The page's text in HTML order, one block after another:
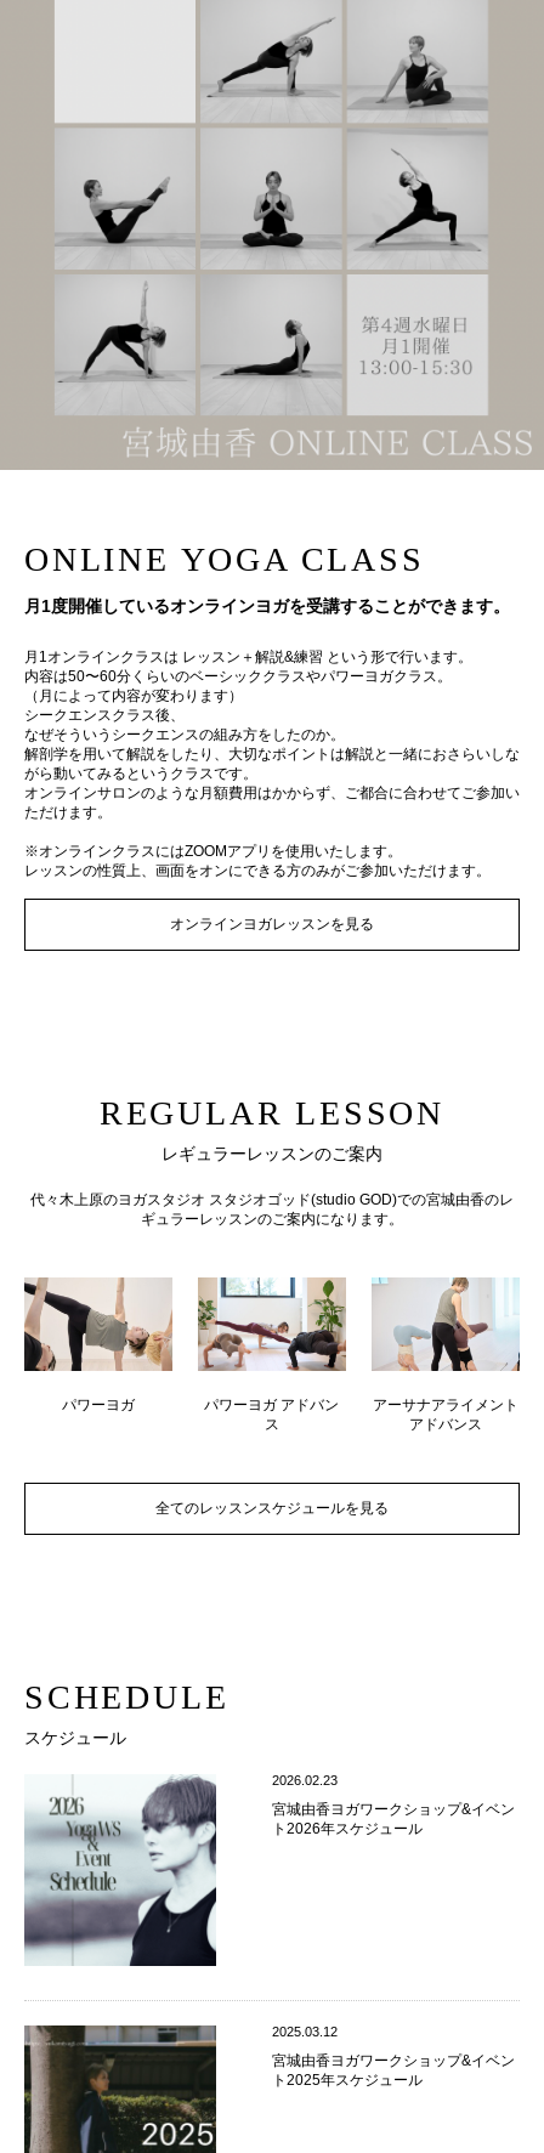
ONLINE YOGA CLASS
月1度開催しているオンラインヨガを受講することができます。
月1オンラインクラスは レッスン＋解説&練習 という形で行います。
内容は50〜60分くらいのベーシッククラスやパワーヨガクラス。
（月によって内容が変わります）
シークエンスクラス後、
なぜそういうシークエンスの組み方をしたのか。
解剖学を用いて解説をしたり、大切なポイントは解説と一緒におさらいしな
がら動いてみるというクラスです。
オンラインサロンのような月額費用はかからず、ご都合に合わせてご参加い
ただけます。
※オンラインクラスにはZOOMアプリを使用いたします。
レッスンの性質上、画面をオンにできる方のみがご参加いただけます。
オンラインヨガレッスンを見る
REGULAR LESSON
レギュラーレッスンのご案内
代々木上原のヨガスタジオ スタジオゴッド(studio GOD)での宮城由香のレ
ギュラーレッスンのご案内になります。
パワーヨガ
パワーヨガ アドバン
ス
アーサナアライメント
アドバンス
全てのレッスンスケジュールを見る
SCHEDULE
スケジュール
2026.02.23
宮城由香ヨガワークショップ&イベン
ト2026年スケジュール
2025.03.12
宮城由香ヨガワークショップ&イベン
ト2025年スケジュール